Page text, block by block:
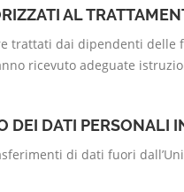
AL
trattati dai dipendenti delle
ricevuto adeguate
DEI DATI PERSONALI
di dati fuori